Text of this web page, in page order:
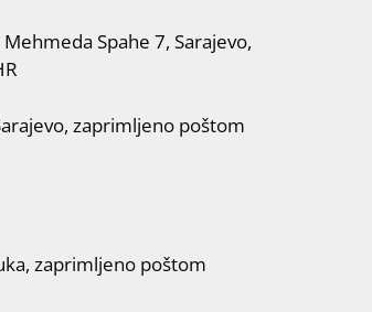
Mehmeda Spahe 7, Sarajevo,
zaprimljeno poštom
zaprimljeno poštom